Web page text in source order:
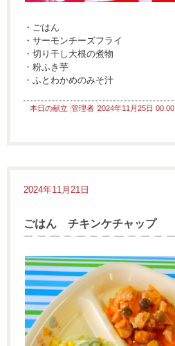
・ごはん
・サーモンチーズフライ
・切り干し大根の煮物
・粉ふき芋
・ふとわかめのみそ汁
本日の献立 管理者 2024年11月25日 00:00
2024年11月21日
ごはん チキンケチャップ